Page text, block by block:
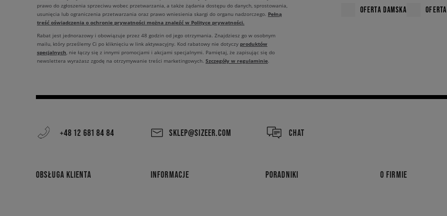
OFERTA DAMSKA
prawo do zgłoszenia sprzeciwu wobec przetwarzania, a także żądania dostępu do danych, sprostowania,
usunięcia lub ograniczenia przetwarzania oraz prawo wniesienia skargi do organu nadzorczego. Pełną
treść oświadczenia o ochronie prywatności można znaleźć w Polityce prywatności.
Rabat jest jednorazowy i obowiązuje przez 48 godzin od jego otrzymania. Znajdziesz go w osobnym
mailu, który prześlemy Ci po kliknięciu w link aktywacyjny. Kod rabatowy nie dotyczy produktów
specjalnych, nie łączy się z innymi promocjami i akcjami specjalnymi. Pamiętaj, że zapisując się do
newslettera wyrażasz zgodę na otrzymywanie treści marketingowych. Szczegóły w regulaminie.
+48 12 681 84 84 SKLEP@SIZEER.COM CHAT
OBSŁUGA KLIENTA INFORMACJE PORADNIKI O FIRMIE